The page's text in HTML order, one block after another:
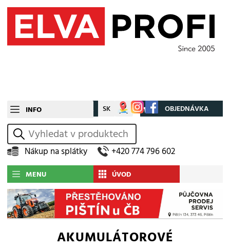
INFO CZ SK Můj účet OBJEDNÁVKA
vyhledat
Nákup na splátky +420 774 796 602
MENU ÚVOD
AKUMULÁTOROVÉ